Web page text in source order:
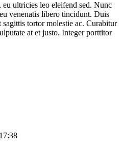
eu ultricies leo eleifend sed. Nunc
venenatis libero tincidunt. Duis
tortor molestie ac. Curabitur
at et justo. Integer porttitor